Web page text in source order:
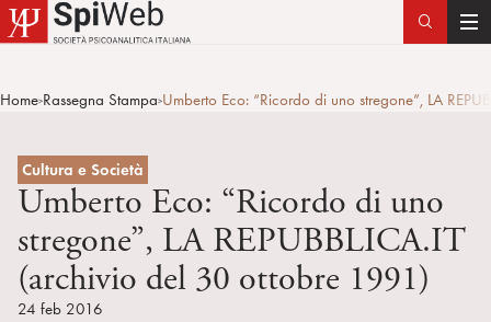
T
g
Home>Rassegna Stampa>Umberto Eco: “Ricordo di uno stregone”, LA
Cultura e Società
Umberto Eco: “Ricordo di uno
stregone”, LA REPUBBLICA.IT
(archivio del 30 ottobre 1991)
24 feb 2016